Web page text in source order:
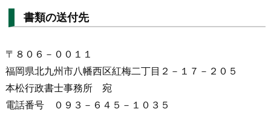
書類の送付先
〒８０６－００１１
福岡県北九州市八幡西区紅梅二丁目２－１７－２０５
本松行政書士事務所 宛
電話番号 ０９３－６４５－１０３５